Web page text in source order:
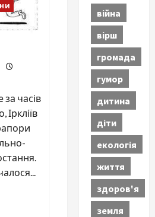
за часів
війна
вірш
громада
гумор
дитина
діти
екологія
життя
здоров'я
земля